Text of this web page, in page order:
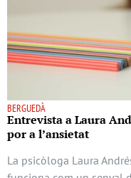
BERGUEDÀ
Entrevista a Laura
por a l’ansietat
La psicòloga Laura